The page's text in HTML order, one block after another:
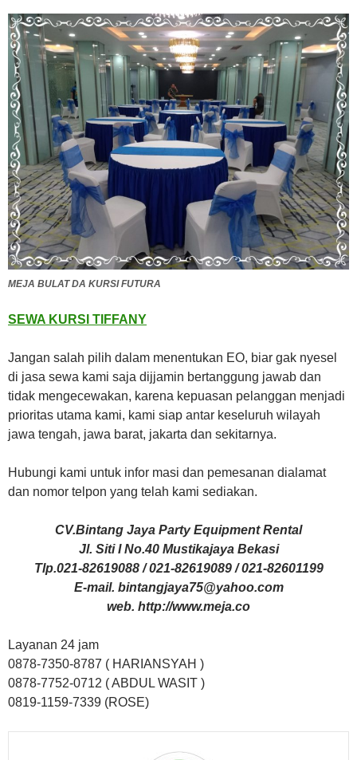
MEJA BULAT DA KURSI FUTURA
SEWA KURSI TIFFANY
Jangan salah pilih dalam menentukan EO, biar gak nyesel
di jasa sewa kami saja dijjamin bertanggung jawab dan
tidak mengecewakan, karena kepuasan pelanggan menjadi
prioritas utama kami, kami siap antar keseluruh wilayah
jawa tengah, jawa barat, jakarta dan sekitarnya.
Hubungi kami untuk infor masi dan pemesanan dialamat
dan nomor telpon yang telah kami sediakan.
CV.Bintang Jaya Party Equipment Rental
Jl. Siti I No.40 Mustikajaya Bekasi
Tlp.021-82619088 / 021-82619089 / 021-82601199
E-mail. bintangjaya75@yahoo.com
web. http://www.meja.co
Layanan 24 jam
0878-7350-8787 ( HARIANSYAH )
0878-7752-0712 ( ABDUL WASIT )
0819-1159-7339 (ROSE)